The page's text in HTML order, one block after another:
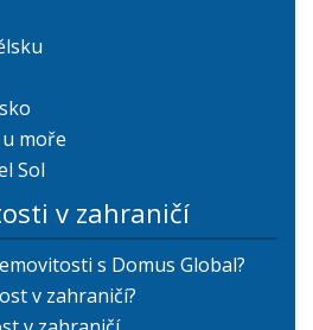
moře
Sol
v zahraničí
s Domus Global?
v zahraničí?